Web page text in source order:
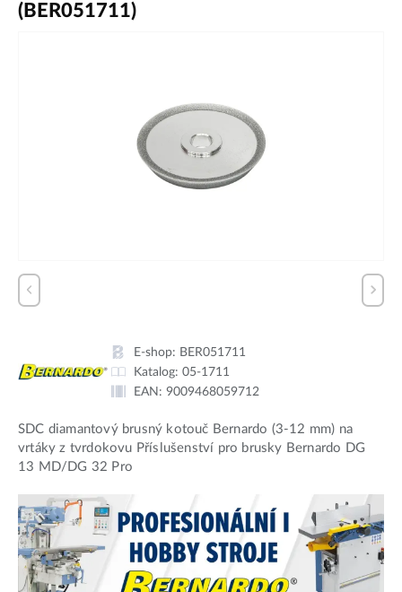
(BER051711)
E-shop: BER051711
Katalog: 05-1711
EAN: 9009468059712
SDC diamantový brusný kotouč Bernardo (3-12 mm) na
vrtáky z tvrdokovu Příslušenství pro brusky Bernardo DG
13 MD/DG 32 Pro